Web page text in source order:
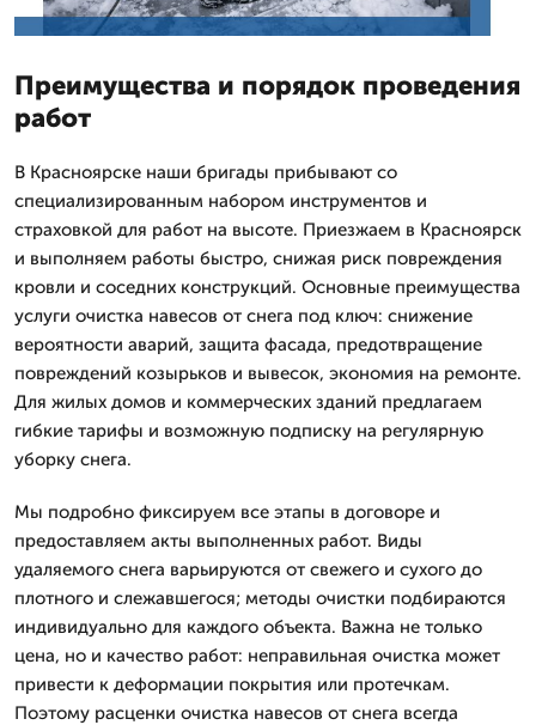
Преимущества и порядок проведения
работ
В Красноярске наши бригады прибывают со
специализированным набором инструментов и
страховкой для работ на высоте. Приезжаем в Красноярск
и выполняем работы быстро, снижая риск повреждения
кровли и соседних конструкций. Основные преимущества
услуги очистка навесов от снега под ключ: снижение
вероятности аварий, защита фасада, предотвращение
повреждений козырьков и вывесок, экономия на ремонте.
Для жилых домов и коммерческих зданий предлагаем
гибкие тарифы и возможную подписку на регулярную
уборку снега.
Мы подробно фиксируем все этапы в договоре и
предоставляем акты выполненных работ. Виды
удаляемого снега варьируются от свежего и сухого до
плотного и слежавшегося; методы очистки подбираются
индивидуально для каждого объекта. Важна не только
цена, но и качество работ: неправильная очистка может
привести к деформации покрытия или протечкам.
Поэтому расценки очистка навесов от снега всегда